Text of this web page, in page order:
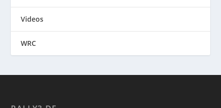
Videos
WRC